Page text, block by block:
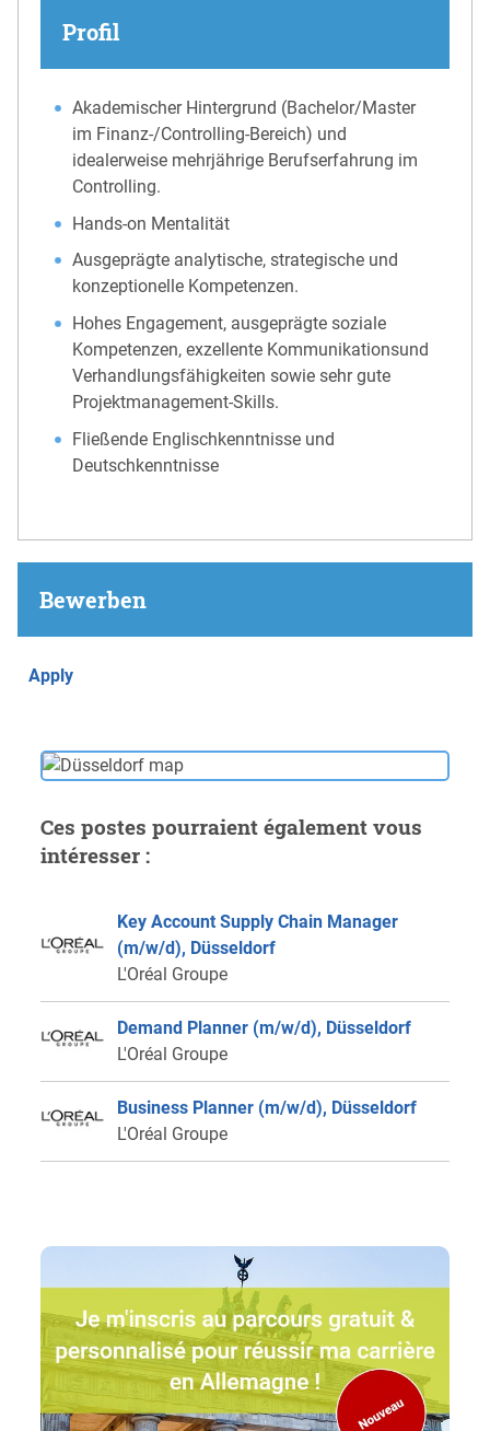
Profil
Akademischer Hintergrund (Bachelor/Master
im Finanz-/Controlling-Bereich) und
idealerweise mehrjährige Berufserfahrung im
Controlling.
Hands-on Mentalität
Ausgeprägte analytische, strategische und
konzeptionelle Kompetenzen.
Hohes Engagement, ausgeprägte soziale
Kompetenzen, exzellente Kommunikationsund
Verhandlungsfähigkeiten sowie sehr gute
Projektmanagement-Skills.
Fließende Englischkenntnisse und
Deutschkenntnisse
Bewerben
Apply
Ces postes pourraient également vous
intéresser :
Key Account Supply Chain Manager
(m/w/d), Düsseldorf
L'Oréal Groupe
Demand Planner (m/w/d), Düsseldorf
L'Oréal Groupe
Business Planner (m/w/d), Düsseldorf
L'Oréal Groupe